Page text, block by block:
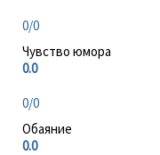
0/0
Чувство юмора
0.0
0/0
Обаяние
0.0